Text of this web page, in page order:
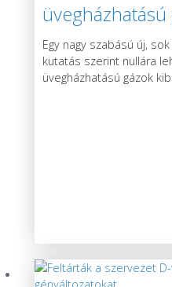
2070-re egy új
Egy nagy szabású új,
kutatás szerint nullára
üvegházhatású gázok